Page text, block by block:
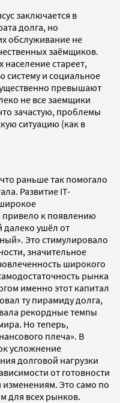
заключается в
долга, но
обслуживание не
заёмщиков.
население стареет,
систему и социальное
превышают
не все заемщики
зачастую, проблемы
ситуацию (как в
раньше так помогало
Развитие IT-
привело к появлению
ушёл от
Это стимулировало
значительное
широкого
рынка
именно этот капитал
ту пирамиду долга,
рекордные темпы
Но теперь,
плеча». В
усложнение
долговой нагрузки
от готовности
изменениям. Это само по
для всех рынков.